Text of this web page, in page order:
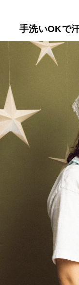
手洗いOKで